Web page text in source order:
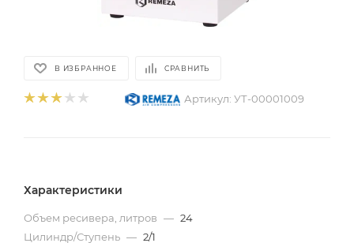
В ИЗБРАННОЕ СРАВНИТЬ
Артикул: УТ-00001009
Характеристики
Объем ресивера, литров — 24
Цилиндр/Ступень — 2/1